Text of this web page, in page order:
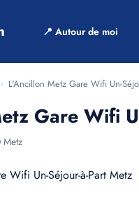
📍 Autour de moi
› L'Ancillon Metz Gare Wifi Un-
Gare Wifi